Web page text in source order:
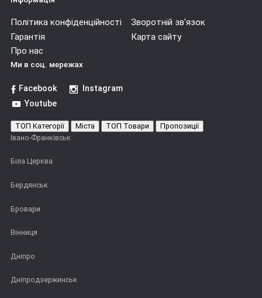
Політика конфіденційності
Зворотній зв'язок
Гарантія
Карта сайту
Про нас
Ми в соц. мережах
Facebook
Instagram
Youtube
ТОП Категорії Міста ТОП Товари
Пропозиції
Івано-Франківськ
Біла Церква
Бердянськ
Бровари
Вінниця
Дніпро
Дніпродзержинськ